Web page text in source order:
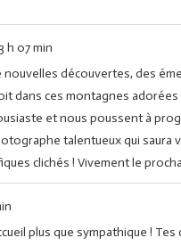
h 07 min
découvertes, des
dans ces montagnes
et nous poussent à
talentueux qui saura
clichés ! Vivement le
plus que sympathique ! Tes